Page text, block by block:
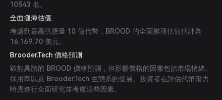
10543 名。
全面攤薄估值
考慮到最高供應量 10 億代幣，BROOD 的全面攤薄估值估計為
16,169.70 美元。
Brooder.Tech 價格預測
雖無具體的 BROOD 價格預測，但影響價格的因素包括市場情緒、
採用率以及 Brooder.Tech 生態系的發展。投資者在評估代幣潛力
時應進行全面研究並考慮這些因素。